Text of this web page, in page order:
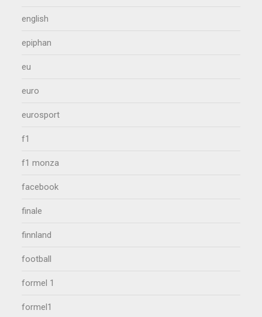
english
epiphan
eu
euro
eurosport
f1
f1 monza
facebook
finale
finnland
football
formel 1
formel1